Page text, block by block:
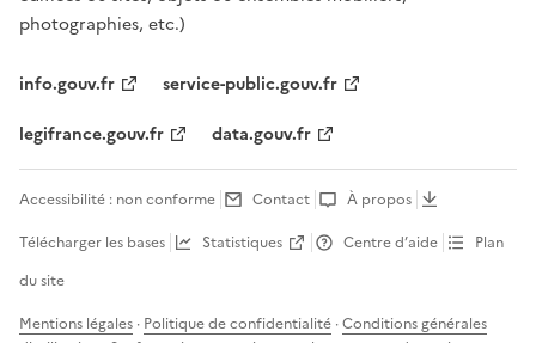
photographies, etc.)
info.gouv.fr
service-public.gouv.fr
legifrance.gouv.fr
data.gouv.fr
Accessibilité : non conforme Contact
À propos
Télécharger les bases
Statistiques Centre d’aide
Plan
du site
Mentions légales · Politique de confidentialité ·Conditions générales